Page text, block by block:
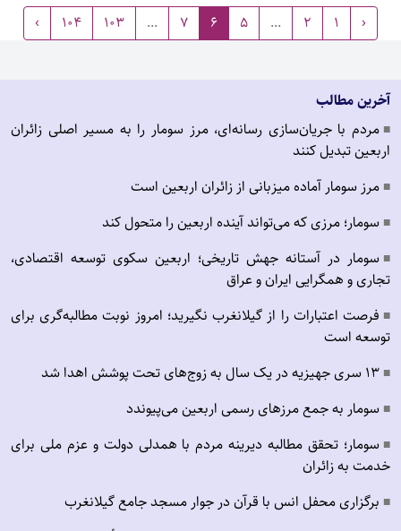
‹
1
2
...
5
6
7
...
103
104
›
آخرین مطالب
■ مردم با جریان‌سازی رسانه‌ای، مرز سومار را به مسیر اصلی زائران
اربعین تبدیل کنند
■ مرز سومار آماده میزبانی از زائران اربعین است
■ سومار؛ مرزی که می‌تواند آینده اربعین را متحول کند
■ سومار در آستانه جهش تاریخی؛ اربعین سکوی توسعه اقتصادی،
تجاری و همگرایی ایران و عراق
■ فرصت اعتبارات را از گیلانغرب نگیرید؛ امروز نوبت مطالبه‌گری برای
توسعه است
■ ۱۳ سری جهیزیه در یک سال به زوج‌های تحت پوشش اهدا شد
■ سومار به جمع مرزهای رسمی اربعین می‌پیوندد
■ سومار؛ تحقق مطالبه دیرینه مردم با همدلی دولت و عزم ملی برای
خدمت به زائران
■ برگزاری محفل انس با قرآن در جوار مسجد جامع گیلانغرب